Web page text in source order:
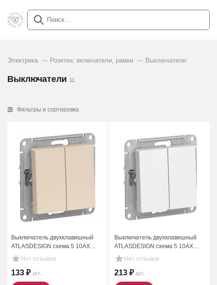
Электрика Розетки, включатели, рамки Выключатели
Выключатели 11
Фильтры и сортировка
Выключатель двухклавишный
ATLASDESIGN схема 5 10АХ
механизм бежевый
Нет отзывов
133 ₽ шт.
Выключатель двухклавишный
ATLASDESIGN схема 5 10АХ
механизм белый
Нет отзывов
213 ₽ шт.